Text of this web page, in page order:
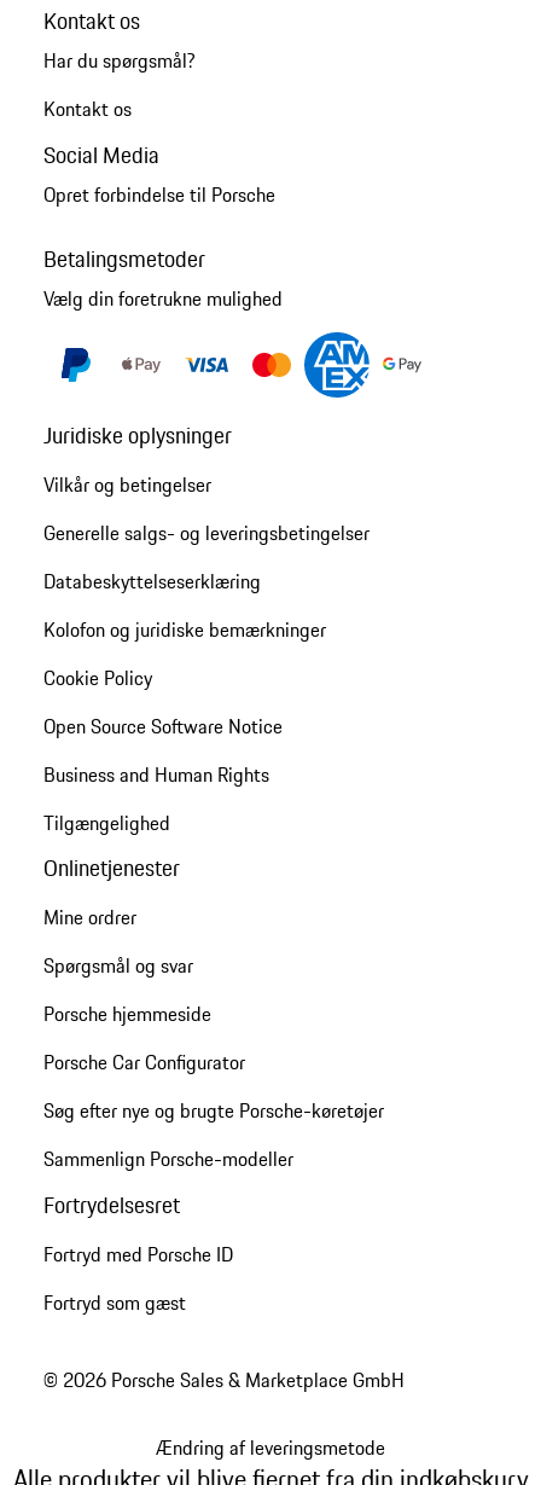
Kontakt os
Har du spørgsmål?
Kontakt os
Social Media
Opret forbindelse til Porsche
Betalingsmetoder
Vælg din foretrukne mulighed
Juridiske oplysninger
Vilkår og betingelser
Generelle salgs- og leveringsbetingelser
Databeskyttelseserklæring
Kolofon og juridiske bemærkninger
Cookie Policy
Open Source Software Notice
Business and Human Rights
Tilgængelighed
Onlinetjenester
Mine ordrer
Spørgsmål og svar
Porsche hjemmeside
Porsche Car Configurator
Søg efter nye og brugte Porsche-køretøjer
Sammenlign Porsche-modeller
Fortrydelsesret
Fortryd med Porsche ID
Fortryd som gæst
© 2026 Porsche Sales & Marketplace GmbH
Ændring af leveringsmetode